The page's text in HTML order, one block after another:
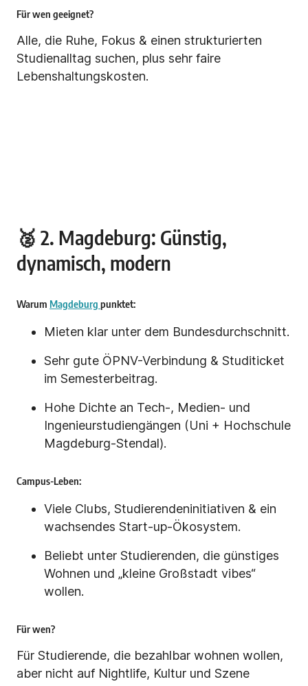
Für wen geeignet?
Alle, die Ruhe, Fokus & einen strukturierten
Studienalltag suchen, plus sehr faire
Lebenshaltungskosten.
🥈 2. Magdeburg: Günstig,
dynamisch, modern
Warum Magdeburg punktet:
Mieten klar unter dem Bundesdurchschnitt.
Sehr gute ÖPNV-Verbindung & Studiticket
im Semesterbeitrag.
Hohe Dichte an Tech-, Medien- und
Ingenieurstudiengängen (Uni + Hochschule
Magdeburg-Stendal).
Campus-Leben:
Viele Clubs, Studierendeninitiativen & ein
wachsendes Start-up-Ökosystem.
Beliebt unter Studierenden, die günstiges
Wohnen und „kleine Großstadt vibes“
wollen.
Für wen?
Für Studierende, die bezahlbar wohnen wollen,
aber nicht auf Nightlife, Kultur und Szene